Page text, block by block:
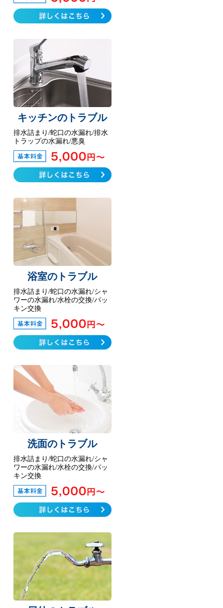
キッチンのトラブル
排水詰まり/蛇口の水漏れ/排水
トラップの水漏れ/悪臭
浴室のトラブル
排水詰まり/蛇口の水漏れ/シャ
ワーの水漏れ/水栓の交換/パッ
キン交換
洗面のトラブル
排水詰まり/蛇口の水漏れ/シャ
ワーの水漏れ/水栓の交換/パッ
キン交換